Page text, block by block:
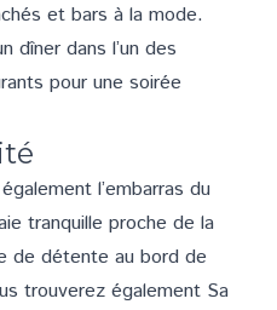
et bars à la mode.
dîner dans l’un des
pour une soirée
l’embarras du
tranquille proche de la
de détente au bord de
trouverez également Sa